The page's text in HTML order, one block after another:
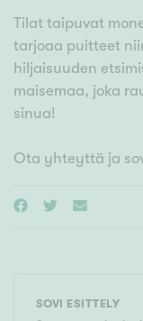
Tilat taipuvat
tarjoaa puitteet
hiljaisuuden
maisemaa, joka
sinua!
Ota yhteyttä ja
SOVI ESITTELY